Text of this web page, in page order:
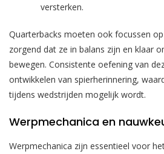
versterken.
Quarterbacks moeten ook focussen
zorgend dat ze in balans zijn en klaar
bewegen. Consistente oefening van
ontwikkelen van spierherinnering,
tijdens wedstrijden mogelijk wordt.
Werpmechanica en
Werpmechanica zijn essentieel voor